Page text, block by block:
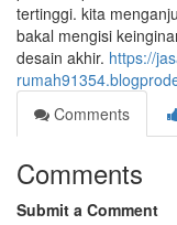
tertinggi. kita
bakal mengisi
desain akhir. https://
Comments
Comments
Submit a Comment